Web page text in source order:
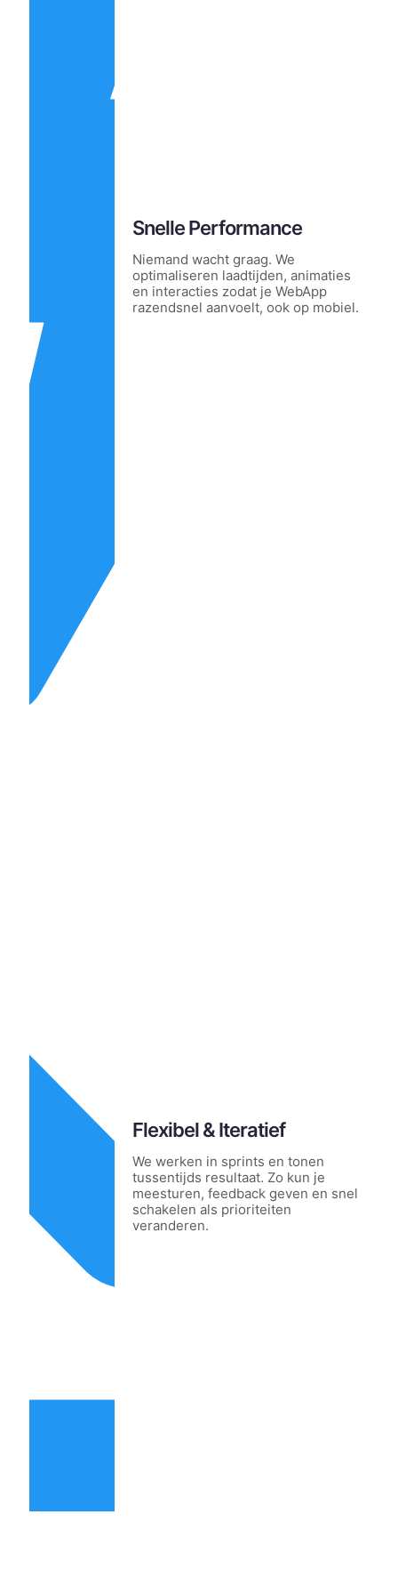
Snelle Performance
Niemand wacht graag. We
optimaliseren laadtijden, animaties
en interacties zodat je WebApp
razendsnel aanvoelt, ook op mobiel.
Flexibel & Iteratief
We werken in sprints en tonen
tussentijds resultaat. Zo kun je
meesturen, feedback geven en snel
schakelen als prioriteiten
veranderen.